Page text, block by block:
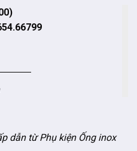
dẫn từ Phụ kiện Ống inox